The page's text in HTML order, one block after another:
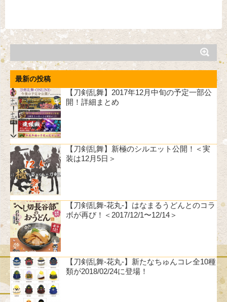
最新の投稿
【刀剣乱舞】2017年12月中旬の予定一部公
開！詳細まとめ
【刀剣乱舞】新極のシルエット公開！＜実
装は12月5日＞
【刀剣乱舞-花丸-】はなまるうどんとのコラ
ボが再び！＜2017/12/1〜12/14＞
【刀剣乱舞-花丸-】新たなちゅんコレ全10種
類が2018/02/24に登場！